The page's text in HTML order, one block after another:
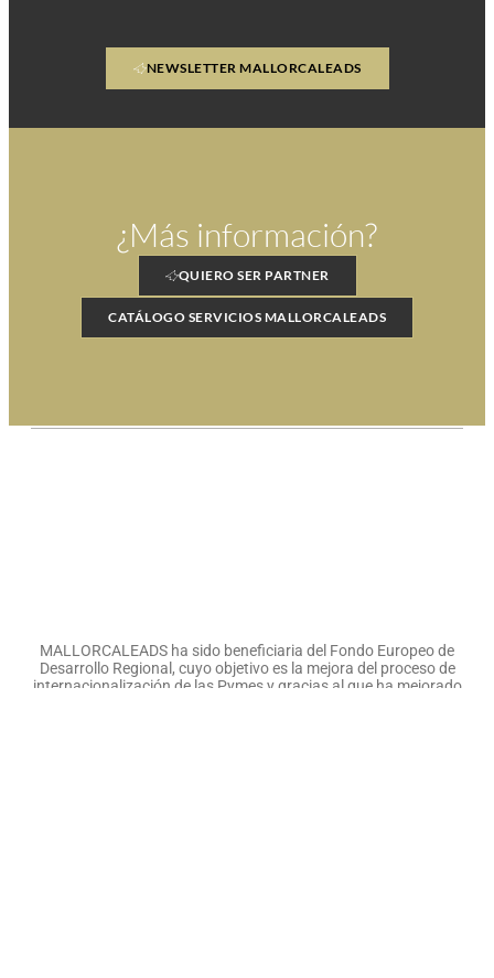
NEWSLETTER MALLORCALEADS
¿Más información?
QUIERO SER PARTNER
CATÁLOGO SERVICIOS MALLORCALEADS
MALLORCALEADS ha sido beneficiaria del Fondo Europeo de
Desarrollo Regional, cuyo objetivo es la mejora del proceso de
internacionalización de las Pymes y gracias al que ha mejorado